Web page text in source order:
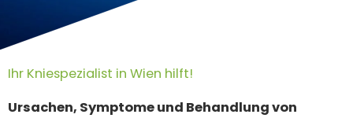
Ihr Kniespezialist in Wien hilft!
Ursachen, Symptome und Behandlung von